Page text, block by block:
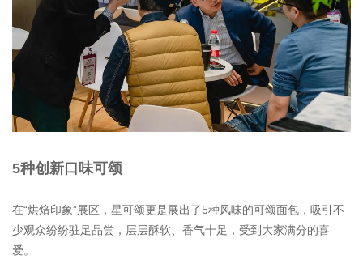
5种创新口味可颂
在“烘焙印象”展区，星可颂更是展出了5种风味的可颂面包，吸引不
少观众纷纷驻足品尝，层层酥软、香气十足，受到大家满分的喜
爱。